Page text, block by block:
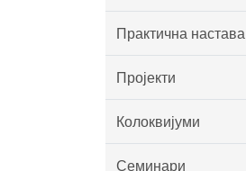
Практична настава
Пројекти
Колоквијуми
Семинари